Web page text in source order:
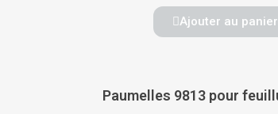
Ajouter au panier